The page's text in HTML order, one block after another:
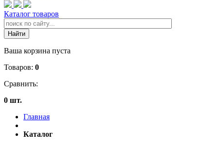
Каталог товаров
Ваша корзина пуста
Товаров: 0
Сравнить:
0 шт.
Главная
Каталог